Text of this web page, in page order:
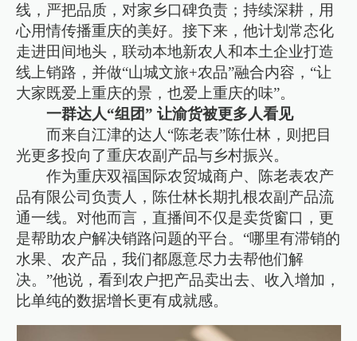
线，严把品质，对家乡口碑负责；持续深耕，用
心用情传播重庆的美好。接下来，他计划常态化
走进田间地头，联动本地新农人和本土企业打造
线上销路，并做“山城文旅+农品”融合内容，“让
大家既爱上重庆的景，也爱上重庆的味”。
一群达人“组团” 让渝货被更多人看见
而来自江津的达人“陈老表”陈仕林，则把目
光更多投向了重庆农副产品与乡村振兴。
作为重庆双福国际农贸城商户、陈老表农产
品有限公司负责人，陈仕林长期扎根农副产品流
通一线。对他而言，直播间不仅是卖货窗口，更
是帮助农户解决销路问题的平台。“哪里有滞销的
水果、农产品，我们都愿意尽力去帮他们解
决。”他说，看到农户把产品卖出去、收入增加，
比单纯的数据增长更有成就感。